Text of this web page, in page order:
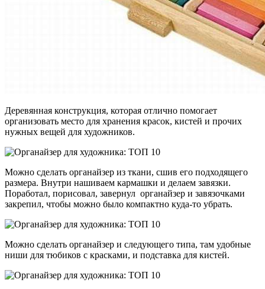
Деревянная конструкция, которая отлично помогает
организовать место для хранения красок, кистей и прочих
нужных вещей для художников.
Можно сделать органайзер из ткани, сшив его подходящего
размера. Внутри нашиваем кармашки и делаем завязки.
Поработал, порисовал, завернул органайзер и завязочками
закрепил, чтобы можно было компактно куда-то убрать.
Можно сделать органайзер и следующего типа, там удобные
ниши для тюбиков с красками, и подставка для кистей.